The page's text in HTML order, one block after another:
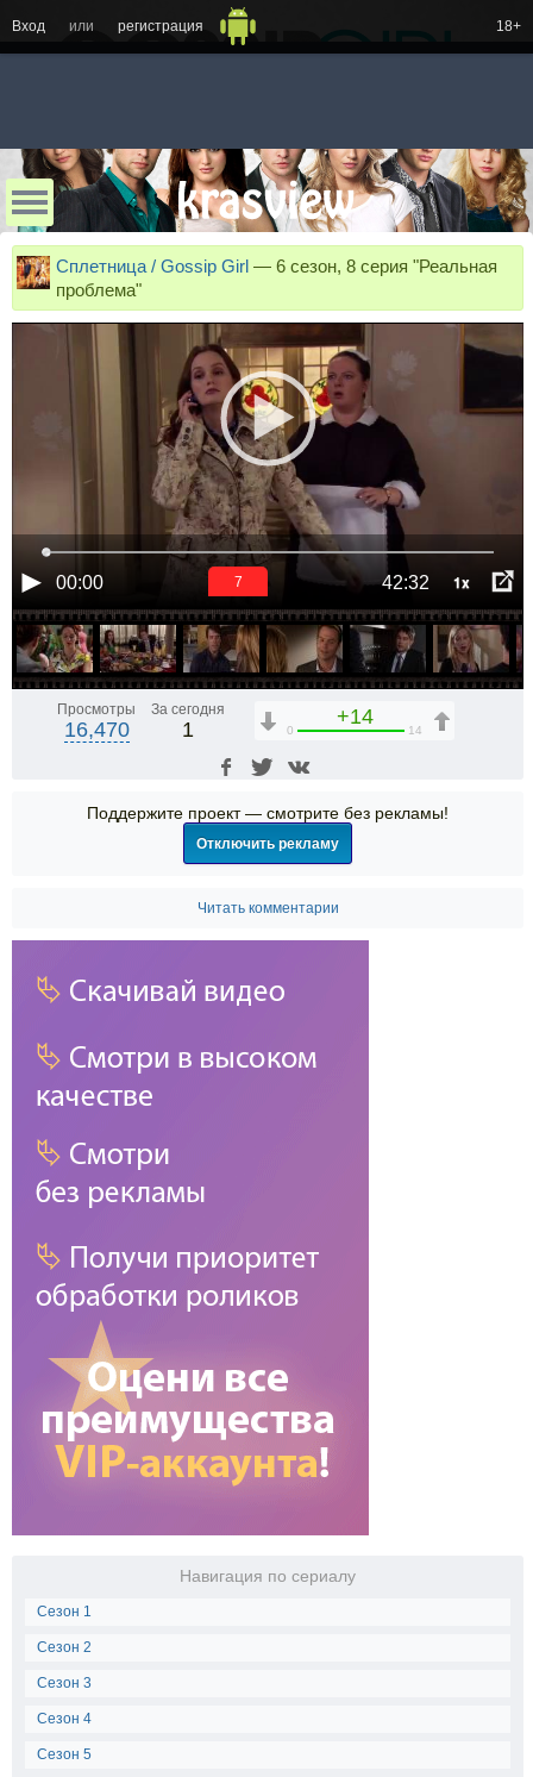
Вход или регистрация 18+
Сплетница / Gossip Girl — 6 сезон, 8 серия "Реальная
проблема"
00:00 42:32 1x
6
Просмотры
16,470
За сегодня
1
+14
0 14
Поддержите проект — смотрите без рекламы!
Отключить рекламу
Читать комментарии
Навигация по сериалу
Сезон 1
Сезон 2
Сезон 3
Сезон 4
Сезон 5